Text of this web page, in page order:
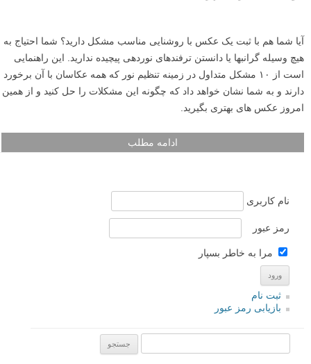
آیا شما هم با ثبت یک عکس با روشنایی مناسب مشکل دارید؟ شما احتیاج به
هیچ وسیله گرانبها یا دانستن ترفندهای نوردهی پیچیده ندارید. این راهنمایی
است از ۱۰ مشکل متداول در زمینه تنظیم نور که همه عکاسان با آن برخورد
دارند و به شما نشان خواهد داد که چگونه این مشکلات را حل کنید و از همین
امروز عکس های بهتری بگیرید.
ادامه مطلب
نام کاربری
رمز عبور
مرا به خاطر بسپار
ثبت نام
بازیابی رمز عبور